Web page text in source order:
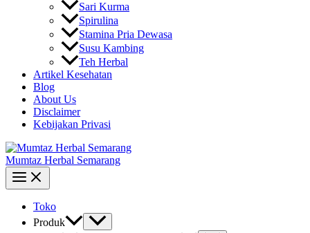
Sari Kurma
Spirulina
Stamina Pria Dewasa
Susu Kambing
Teh Herbal
Artikel Kesehatan
Blog
About Us
Disclaimer
Kebijakan Privasi
Mumtaz Herbal Semarang
Toko
Produk